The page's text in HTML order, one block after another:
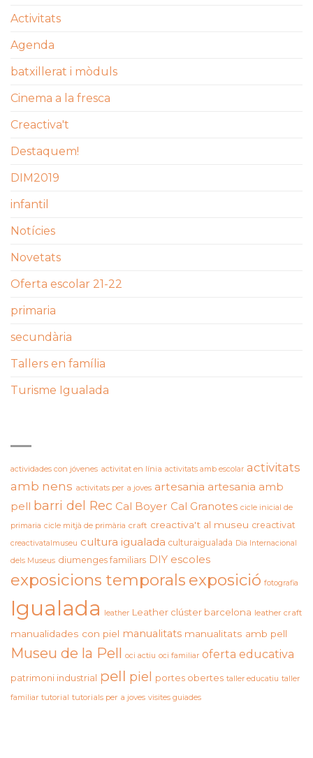
Activitats
Agenda
batxillerat i mòduls
Cinema a la fresca
Creactiva't
Destaquem!
DIM2019
infantil
Notícies
Novetats
Oferta escolar 21-22
primaria
secundària
Tallers en família
Turisme Igualada
actividades con jóvenes activitat en línia activitats amb escolar activitats
amb nens activitats per a joves artesania artesania amb
pell barri del Rec Cal Boyer Cal Granotes cicle inicial de
primaria cicle mitjà de primària craft creactiva't al museu creactivat
creactivatalmuseu cultura igualada culturaigualada Dia Internacional
dels Museus diumenges familiars DIY escoles
exposicions temporals exposició fotografia
Igualada leather Leather clúster barcelona leather craft
manualidades con piel manualitats manualitats amb pell
Museu de la Pell oci actiu oci familiar oferta educativa
patrimoni industrial pell piel portes obertes taller educatiu taller
familiar tutorial tutorials per a joves visites guiades